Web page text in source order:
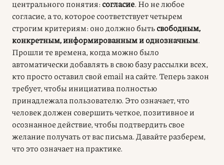
центрального понятия: согласие. Но не любое
согласие, а то, которое соответствует четырем
строгим критериям: оно должно бытьсвободным,
конкретным, информированным и однозначным.
Прошли те времена, когда можно было
автоматически добавлять в свою базу рассылки всех,
кто просто оставил свой email на сайте. Теперь закон
требует, чтобы инициатива полностью
принадлежала пользователю. Это означает, что
человек должен совершить четкое, позитивное и
осознанное действие, чтобы подтвердить свое
желание получать от вас письма. Давайте разберем,
что это означает на практике.